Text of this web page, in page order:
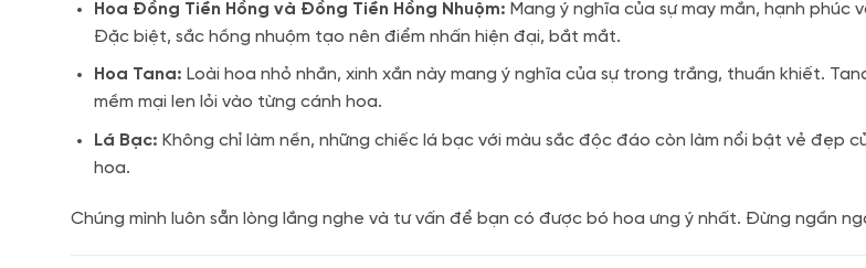
Hoa Đồng Tiền Hồng và Đồng Tiền Hồng Nhuộm: Mang ý nghĩa của sự may mắn, hạnh
Đặc biệt, sắc hồng nhuộm tạo nên điểm nhấn hiện đại, bắt mắt.
Hoa Tana: Loài hoa nhỏ nhắn, xinh xắn này mang ý nghĩa của sự trong trắng, thuần khiết.
mềm mại len lỏi vào từng cánh hoa.
Lá Bạc: Không chỉ làm nền, những chiếc lá bạc với màu sắc độc đáo còn làm nổi bật vẻ
hoa.
Chúng mình luôn sẵn lòng lắng nghe và tư vấn để bạn có được bó hoa ưng ý nhất. Đừng ngần